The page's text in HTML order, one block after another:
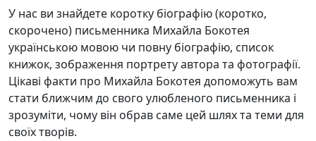
У нас ви знайдете коротку біографію (коротко,
скорочено) письменника Михайла Бокотея
українською мовою чи повну біографію, список
книжок, зображення портрету автора та фотографії.
Цікаві факти про Михайла Бокотея допоможуть вам
стати ближчим до свого улюбленого письменника і
зрозуміти, чому він обрав саме цей шлях та теми для
своїх творів.